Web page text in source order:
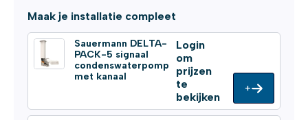
Maak je installatie compleet
Sauermann DELTA-
PACK-5 signaal
condenswaterpomp
met kanaal
Login
om
prijzen
te
bekijken
+